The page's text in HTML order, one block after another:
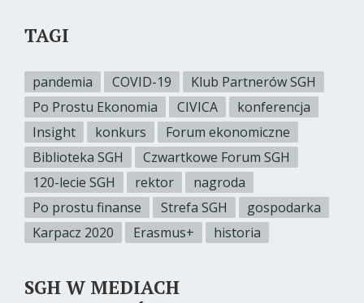
TAGI
pandemia COVID-19
Klub Partnerów SGH
Po Prostu Ekonomia
CIVICA
konferencja
Insight
konkurs
Forum ekonomiczne
Biblioteka SGH
Czwartkowe Forum SGH
120-lecie SGH
rektor
nagroda
Po prostu finanse
Strefa SGH
gospodarka
Karpacz 2020
Erasmus+ historia
SGH W MEDIACH